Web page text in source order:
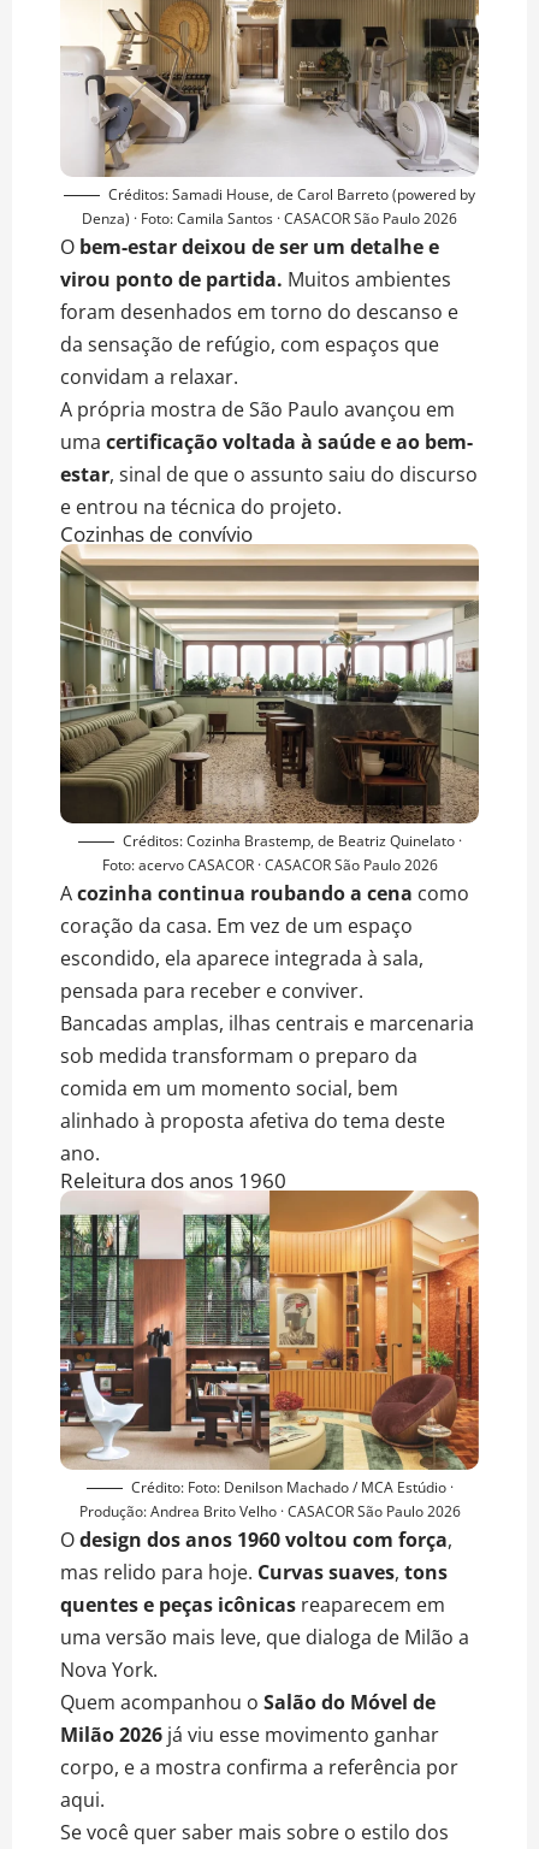
Créditos: Samadi House, de Carol Barreto (powered by
Denza) · Foto: Camila Santos · CASACOR São Paulo 2026
O bem-estar deixou de ser um detalhe e
virou ponto de partida. Muitos ambientes
foram desenhados em torno do descanso e
da sensação de refúgio, com espaços que
convidam a relaxar.
A própria mostra de São Paulo avançou em
uma certificação voltada à saúde e ao bem-
estar, sinal de que o assunto saiu do discurso
e entrou na técnica do projeto.
Cozinhas de convívio
Créditos: Cozinha Brastemp, de Beatriz Quinelato ·
Foto: acervo CASACOR · CASACOR São Paulo 2026
Acozinha continua roubando a cena como
coração da casa. Em vez de um espaço
escondido, ela aparece integrada à sala,
pensada para receber e conviver.
Bancadas amplas, ilhas centrais e marcenaria
sob medida transformam o preparo da
comida em um momento social, bem
alinhado à proposta afetiva do tema deste
ano.
Releitura dos anos 1960
Crédito: Foto: Denilson Machado / MCA Estúdio ·
Produção: Andrea Brito Velho · CASACOR São Paulo 2026
Odesign dos anos 1960 voltou com força,
mas relido para hoje. Curvas suaves, tons
quentes e peças icônicas reaparecem em
uma versão mais leve, que dialoga de Milão a
Nova York.
Quem acompanhou o Salão do Móvel de
Milão 2026 já viu esse movimento ganhar
corpo, e a mostra confirma a referência por
aqui.
Se você quer saber mais sobre o estilo dos